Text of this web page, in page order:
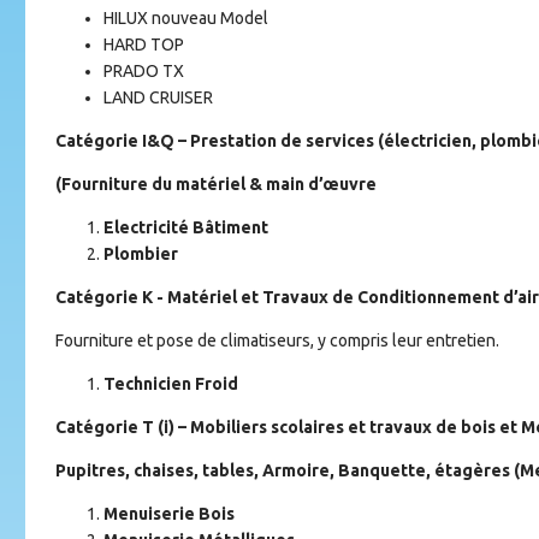
HILUX nouveau Model
HARD TOP
PRADO TX
LAND CRUISER
Catégorie I&Q – Prestation de services (électricien,
(Fourniture du matériel & main d’œuvre
Electricité Bâtiment
Plombier
Catégorie K - Matériel et Travaux de Conditionnement d’air
Fourniture et pose de climatiseurs, y compris leur entretien.
Technicien Froid
Catégorie T (i) – Mobiliers scolaires et travaux de bois et
Pupitres, chaises, tables, Armoire, Banquette, étagères
Menuiserie Bois